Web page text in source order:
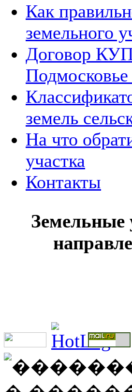
Как
земельного
Договор
земель
На что
участка
Контакты
Земельные